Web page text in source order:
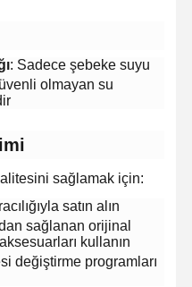
​: Sadece şebeke suyu
olmayan su
sağlamak için:
satın alın
sağlanan orijinal
kullanın
değiştirme programları